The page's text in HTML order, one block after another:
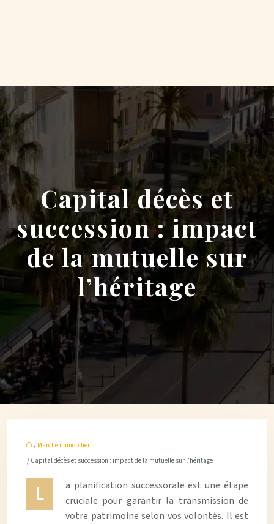
Capital décès et
succession : impact
de la mutuelle sur
l’héritage
/ Marché immobilier
/ Capital décès et succession : impact de la mutuelle sur l’héritage
L
a planification successorale est une étape
cruciale pour garantir la transmission de
votre patrimoine selon vos volontés. Il est